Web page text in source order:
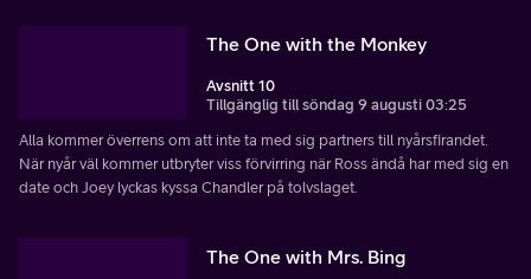
The One with the Monkey
Avsnitt 10
Tillgänglig till söndag 9 augusti 03:25
Alla kommer överrens om att inte ta med sig partners till nyårsfirandet.
När nyår väl kommer utbryter viss förvirring när Ross ändå har med sig en
date och Joey lyckas kyssa Chandler på tolvslaget.
The One with Mrs. Bing